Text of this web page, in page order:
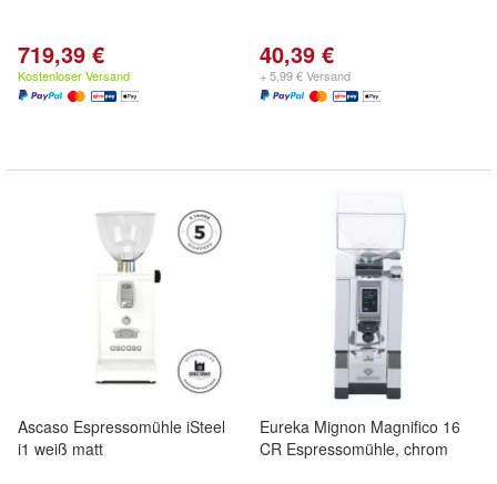
719,39 €
Kostenloser Versand
40,39 €
+ 5,99 € Versand
Ascaso Espressomühle iSteel
i1 weiß matt
Eureka Mignon Magnifico 16
CR Espressomühle, chrom